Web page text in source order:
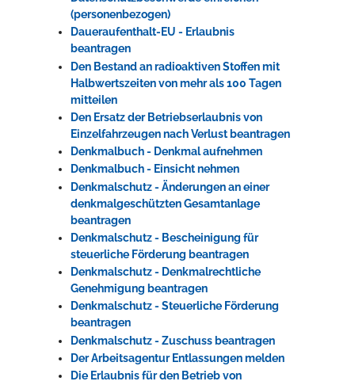
(personenbezogen)
Daueraufenthalt-EU - Erlaubnis
beantragen
Den Bestand an radioaktiven Stoffen mit
Halbwertszeiten von mehr als 100 Tagen
mitteilen
Den Ersatz der Betriebserlaubnis von
Einzelfahrzeugen nach Verlust beantragen
Denkmalbuch - Denkmal aufnehmen
Denkmalbuch - Einsicht nehmen
Denkmalschutz - Änderungen an einer
denkmalgeschützten Gesamtanlage
beantragen
Denkmalschutz - Bescheinigung für
steuerliche Förderung beantragen
Denkmalschutz - Denkmalrechtliche
Genehmigung beantragen
Denkmalschutz - Steuerliche Förderung
beantragen
Denkmalschutz - Zuschuss beantragen
Der Arbeitsagentur Entlassungen melden
Die Erlaubnis für den Betrieb von